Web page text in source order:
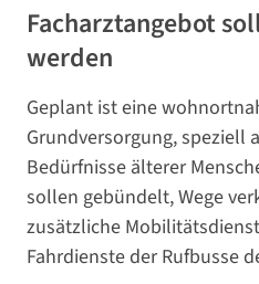
Facharztangebot
werden
Geplant ist eine
Grundversorgung, speziell
Bedürfnisse älterer
sollen gebündelt, Wege
zusätzliche
Fahrdienste der Rufbusse